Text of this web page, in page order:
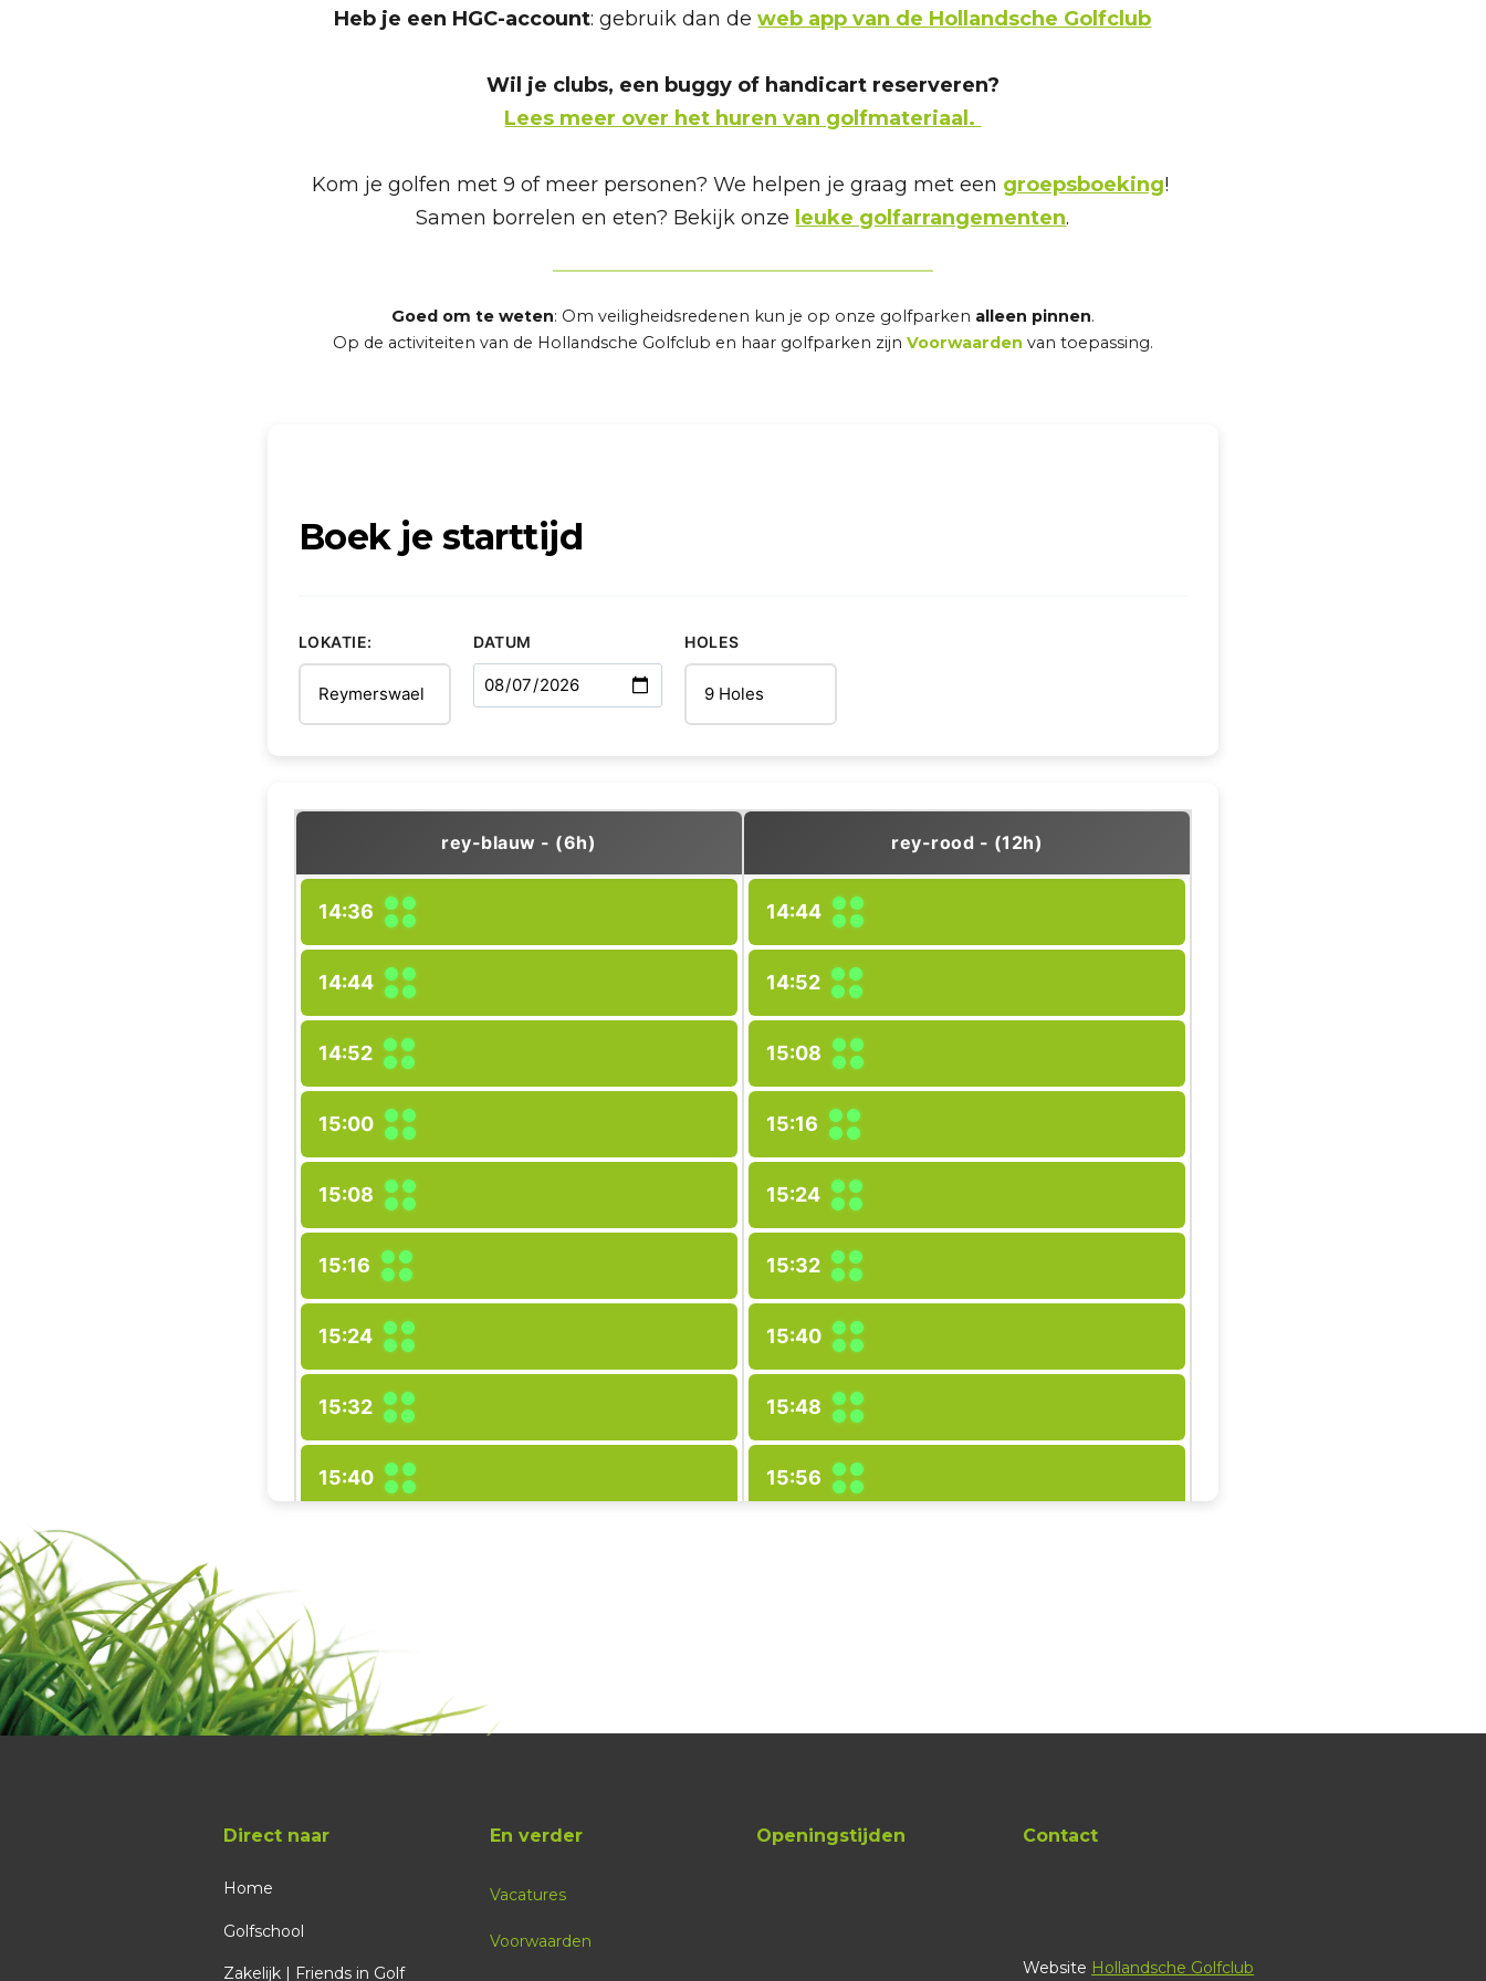
Heb je een HGC-account: gebruik dan deweb app van de Hollandsche Golfclub
Wil je clubs, een buggy of handicart reserveren?
Lees meer over het huren van golfmateriaal.
Kom je golfen met 9 of meer personen? We helpen je graag met een groepsboeking!
Samen borrelen en eten? Bekijk onze leuke golfarrangementen.
Goed om te weten: Om veiligheidsredenen kun je op onze golfparken alleen pinnen.
Op de activiteiten van de Hollandsche Golfclub en haar golfparken zijn Voorwaarden van toepassing.
Boek je starttijd
LOKATIE: DATUM HOLES
rey-blauw - (6h)
14:36
14:44
14:52
15:00
15:08
15:16
15:24
15:32
15:40
16:12
16:28
16:52
rey-rood - (12h)
14:44
14:52
15:08
15:16
15:24
15:32
15:40
15:48
15:56
Direct naar
Home
Golfschool
Zakelijk | Friends in Golf
En verder
Vacatures
Voorwaarden
Openingstijden Contact
Website Hollandsche Golfclub